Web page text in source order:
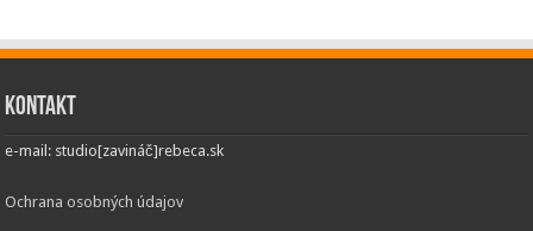
Kontakt
e-mail: studio[zavináč]rebeca.sk
Ochrana osobných údajov